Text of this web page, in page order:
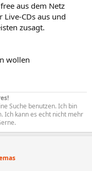
aus dem Netz
CDs aus und
zusagt.
wollen
Suche benutzen. Ich bin
Ich kann es echt nicht mehr